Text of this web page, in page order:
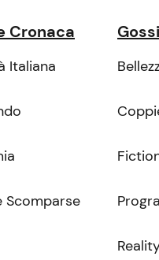
Cronaca
Italiana
Scomparse